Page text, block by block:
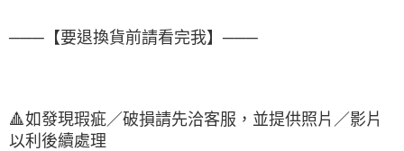
───【要退換貨前請看完我】───
🔺如發現瑕疵／破損請先洽客服，並提供照片／影片
以利後續處理